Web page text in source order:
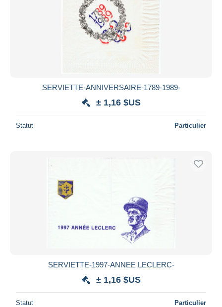
SERVIETTE-ANNIVERSAIRE-1789-1989-
± 1,16 $US
Statut Particulier
SERVIETTE-1997-ANNEE LECLERC-
± 1,16 $US
Statut Particulier